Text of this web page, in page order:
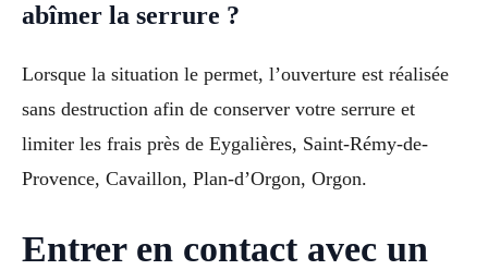
abîmer la serrure ?
Lorsque la situation le permet, l’ouverture est réalisée
sans destruction afin de conserver votre serrure et
limiter les frais près de Eygalières, Saint-Rémy-de-
Provence, Cavaillon, Plan-d’Orgon, Orgon.
Entrer en contact avec un